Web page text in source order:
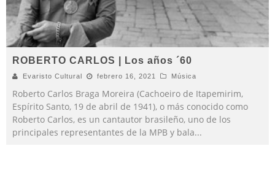
ROBERTO CARLOS | Los años ´60
Evaristo Cultural febrero 16, 2021 Música
Roberto Carlos Braga Moreira (Cachoeiro de Itapemirim,
Espírito Santo, 19 de abril de 1941), o más conocido como
Roberto Carlos, es un cantautor brasileño, uno de los
principales representantes de la MPB y bala...